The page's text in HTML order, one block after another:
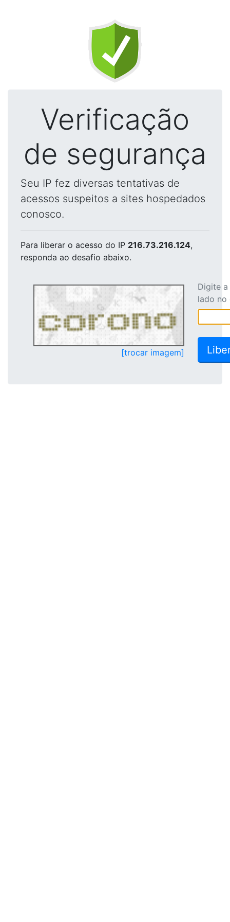
Verificação
de segurança
Seu IP fez diversas tentativas de
acessos suspeitos a sites hospedados
conosco.
Para liberar o acesso do IP 216.73.216.124,
responda ao desafio abaixo.
[trocar imagem]
Digite
lado no